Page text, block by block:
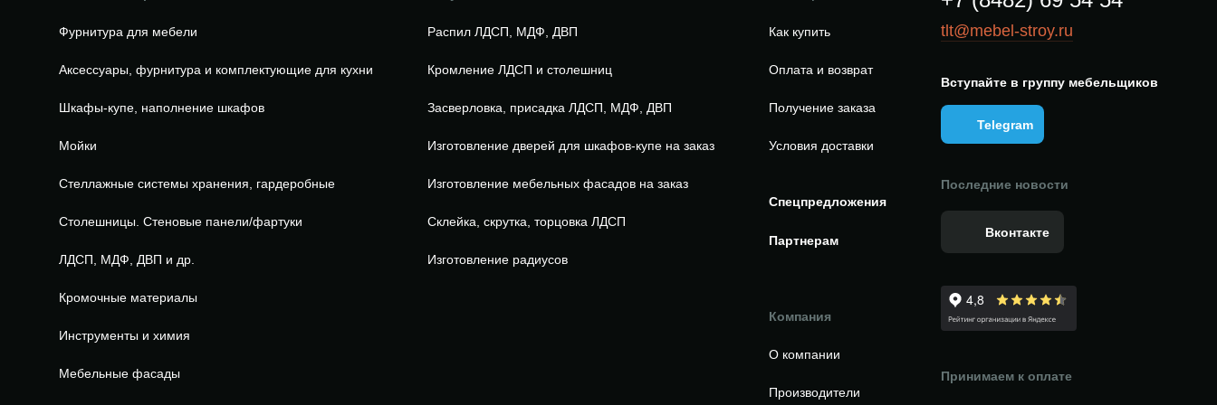
Фурнитура для мебели
Аксессуары, фурнитура и комплектующие для кухни
Шкафы-купе, наполнение шкафов
Мойки
Стеллажные системы хранения, гардеробные
Столешницы. Стеновые панели/фартуки
ЛДСП, МДФ, ДВП и др.
Кромочные материалы
Инструменты и химия
Мебельные фасады
Распил ЛДСП, МДФ, ДВП
Кромление ЛДСП и столешниц
Засверловка, присадка ЛДСП, МДФ, ДВП
Изготовление дверей для шкафов-купе на заказ
Изготовление мебельных фасадов на заказ
Склейка, скрутка, торцовка ЛДСП
Изготовление радиусов
Как купить
Оплата и возврат
Получение заказа
Условия доставки
Спецпредложения
Партнерам
Компания
О компании
Производители
tlt@mebel-stroy.ru
Вступайте в группу мебельщиков
Telegram
Последние новости
Вконтакте
Принимаем к оплате